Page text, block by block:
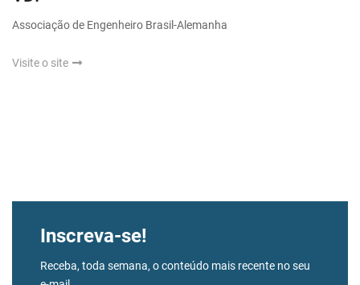
Associação de Engenheiro Brasil-Alemanha
Visite o site
Inscreva-se!
Receba, toda semana, o conteúdo mais recente no seu